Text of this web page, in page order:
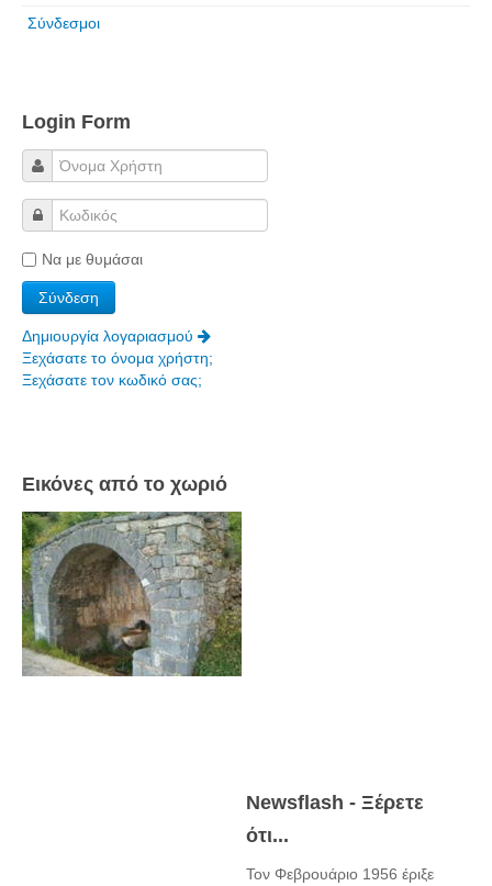
Πετρόκτιστα Σπίτια - Εκκλησίες
Σύνδεσμοι
Login Form
Να με θυμάσαι
Δημιουργία λογαριασμού
Ξεχάσατε το όνομα χρήστη;
Ξεχάσατε τον κωδικό σας;
Εικόνες από το χωριό
Newsflash - Ξέρετε
ότι...
Τον Φεβρουάριο 1956 έριξε